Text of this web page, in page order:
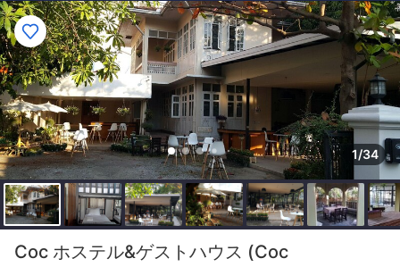
1/34
Coc ホステル&ゲストハウス (Coc
星評価 2.5つ星